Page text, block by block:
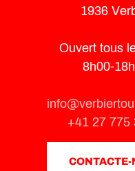
1936
Ouvert tous
8h00-
+41 27 775
CONTACTE-